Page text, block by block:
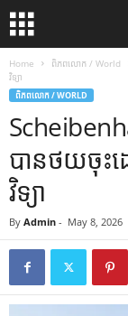
Home ពិភពលោក / World
វិទ្យា
ពិភពលោក / WORLD
បានថយចុះដ
វិទ្យា
By Admin - May 8, 2026